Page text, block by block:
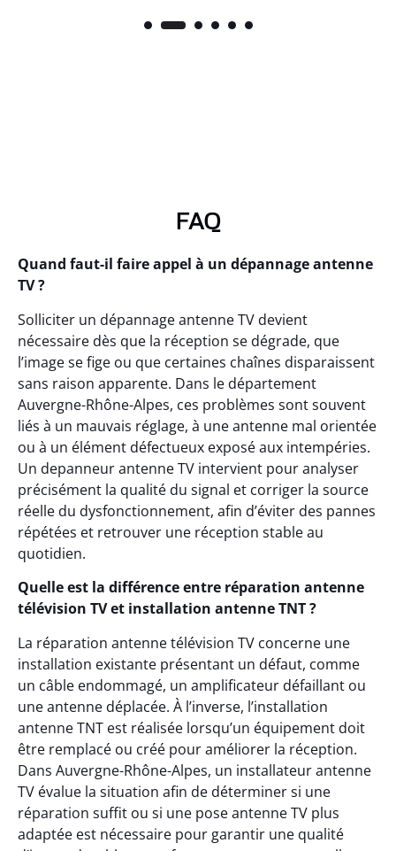
FAQ
Quand faut-il faire appel à un dépannage antenne
TV ?
Solliciter un dépannage antenne TV devient
nécessaire dès que la réception se dégrade, que
l’image se fige ou que certaines chaînes disparaissent
sans raison apparente. Dans le département
Auvergne-Rhône-Alpes, ces problèmes sont souvent
liés à un mauvais réglage, à une antenne mal orientée
ou à un élément défectueux exposé aux intempéries.
Un depanneur antenne TV intervient pour analyser
précisément la qualité du signal et corriger la source
réelle du dysfonctionnement, afin d’éviter des pannes
répétées et retrouver une réception stable au
quotidien.
Quelle est la différence entre réparation antenne
télévision TV et installation antenne TNT ?
La réparation antenne télévision TV concerne une
installation existante présentant un défaut, comme
un câble endommagé, un amplificateur défaillant ou
une antenne déplacée. À l’inverse, l’installation
antenne TNT est réalisée lorsqu’un équipement doit
être remplacé ou créé pour améliorer la réception.
Dans Auvergne-Rhône-Alpes, un installateur antenne
TV évalue la situation afin de déterminer si une
réparation suffit ou si une pose antenne TV plus
adaptée est nécessaire pour garantir une qualité